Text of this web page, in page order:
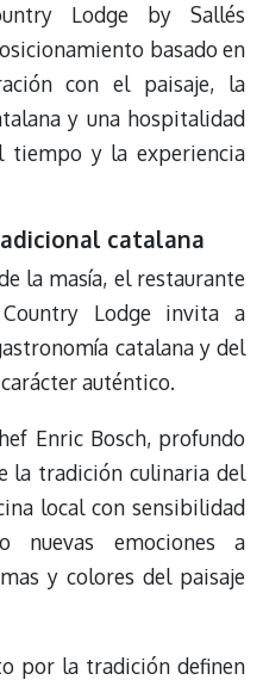
Lodge by Sallés
basado en
con el paisaje, la
y una hospitalidad
tiempo y la experiencia
catalana
la masía, el restaurante
Lodge invita a
catalana y del
auténtico.
Enric Bosch, profundo
la tradición culinaria del
local con sensibilidad
nuevas emociones a
y colores del paisaje
por la tradición definen